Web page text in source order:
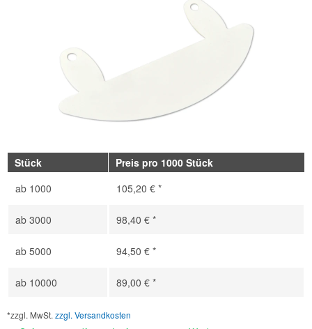
Stück
Preis pro 1000 Stück
ab 1000 105,20 € *
ab 3000 98,40 € *
ab 5000 94,50 € *
ab 10000 89,00 € *
*zzgl. MwSt. zzgl. Versandkosten